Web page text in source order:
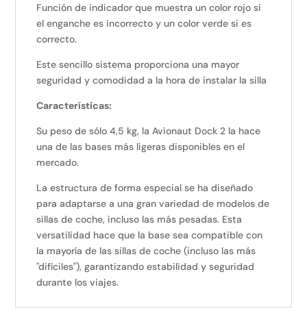
Función de indicador que muestra un color rojo si
el enganche es incorrecto y un color verde si es
correcto.
Este sencillo sistema proporciona una mayor
seguridad y comodidad a la hora de instalar la silla
Características:
Su peso de sólo 4,5 kg, la Avionaut Dock 2 la hace
una de las bases más ligeras disponibles en el
mercado.
La estructura de forma especial se ha diseñado
para adaptarse a una gran variedad de modelos de
sillas de coche, incluso las más pesadas. Esta
versatilidad hace que la base sea compatible con
la mayoría de las sillas de coche (incluso las más
"difíciles"), garantizando estabilidad y seguridad
durante los viajes.